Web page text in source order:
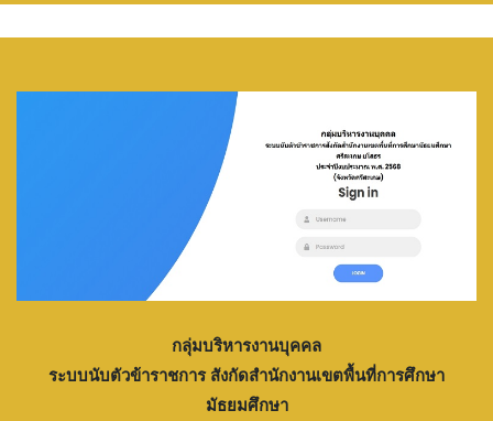
กลุ่มบริหารงานบุคคล
ระบบนับตัวข้าราชการ สังกัดสำนักงานเขตพื้นที่การศึกษา
มัธยมศึกษา